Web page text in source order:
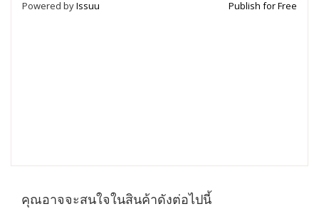
Powered byIssuu Publish for Free
คุณอาจจะสนใจในสินค้าดังต่อไปนี้